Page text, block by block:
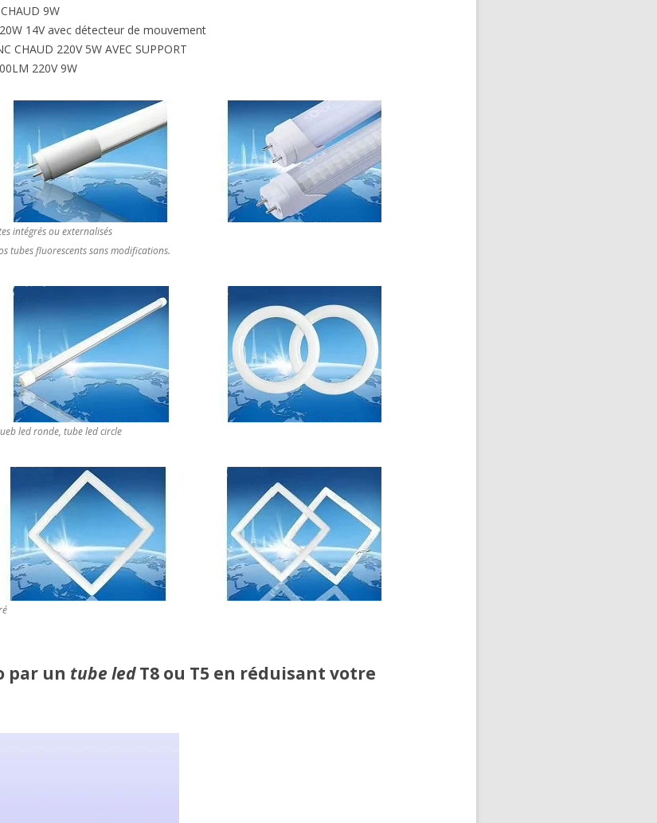
9W
14V avec détecteur de mouvement
CHAUD 220V 5W AVEC SUPPORT
220V 9W
intégrés ou externalisés
tubes fluorescents sans modifications.
led ronde, tube led circle
par un tube ledT8 ou T5 en réduisant votre